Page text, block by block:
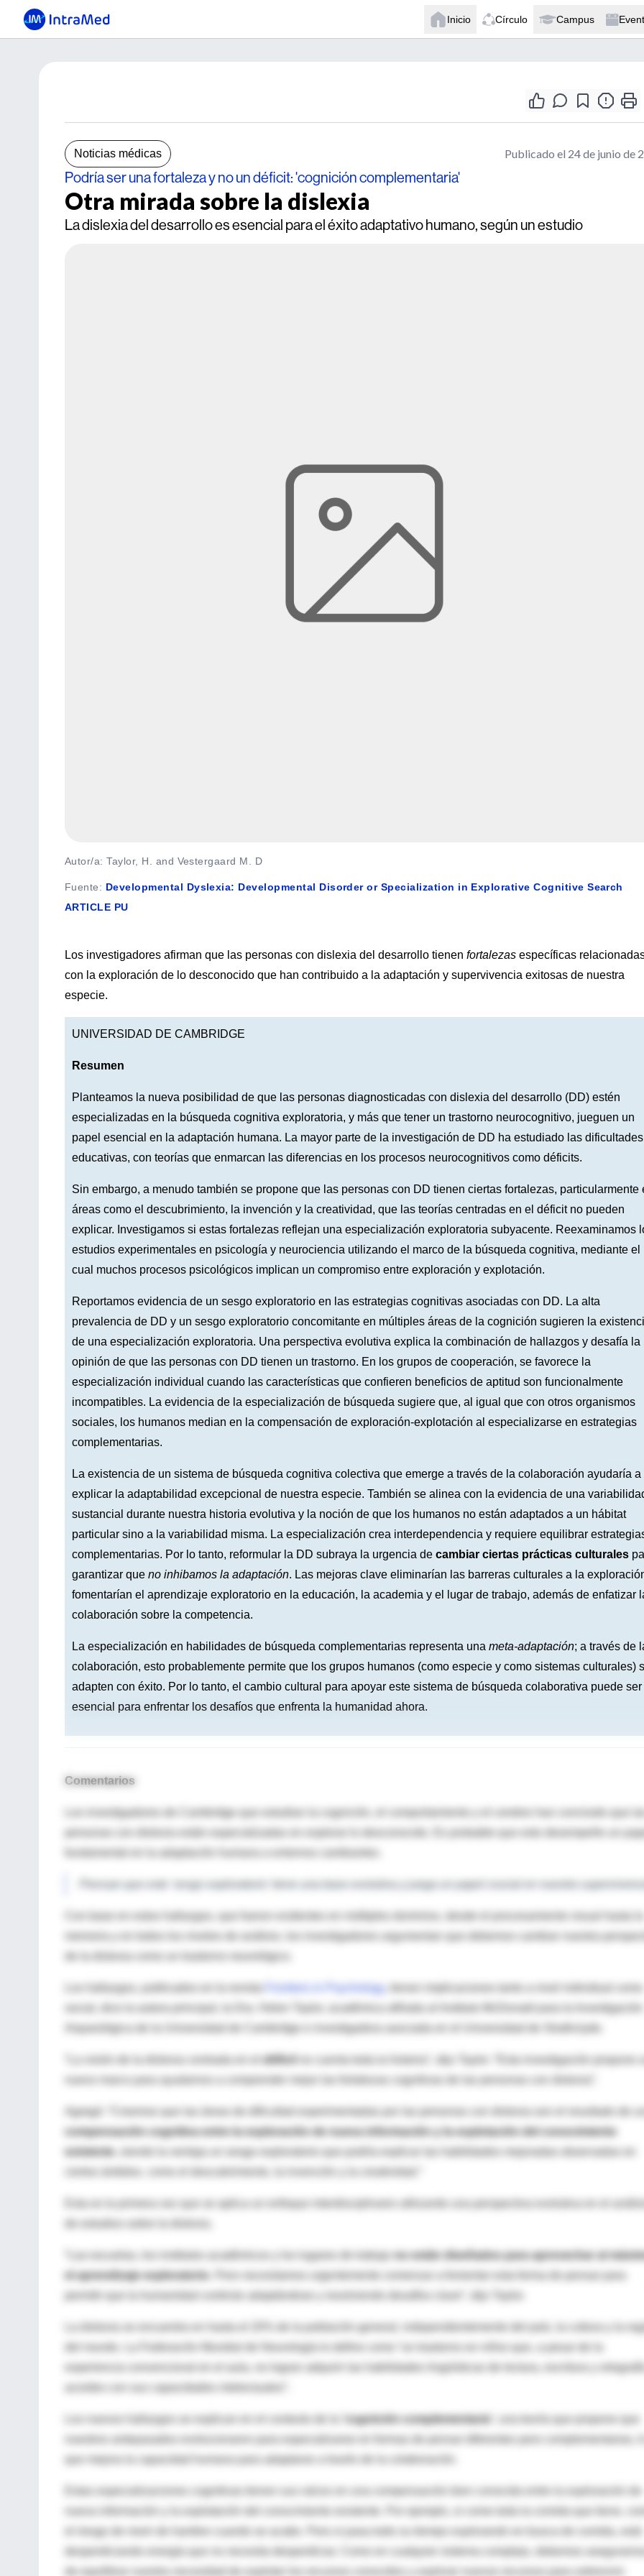
Inicio Círculo Campus
Noticias médicas Publicado el 24 de junio de
Podría ser una fortaleza y no un déficit: 'cognición complementaria'
Otra mirada sobre la dislexia
La dislexia del desarrollo es esencial para el éxito adaptativo humano, según un estudio
Autor/a: Taylor, H. and Vestergaard M. D
Fuente: Developmental Dyslexia: Developmental Disorder or Specialization in Explorative Cognitive Search
ARTICLE PU
Los investigadores afirman que las personas con dislexia del desarrollo tienen fortalezas específicas
con la exploración de lo desconocido que han contribuido a la adaptación y supervivencia exitosas de nuestra
especie.
UNIVERSIDAD DE CAMBRIDGE
Resumen
Planteamos la nueva posibilidad de que las personas diagnosticadas con dislexia del desarrollo (DD) estén
especializadas en la búsqueda cognitiva exploratoria, y más que tener un trastorno neurocognitivo, jueguen un
papel esencial en la adaptación humana. La mayor parte de la investigación de DD ha estudiado las dificultades
educativas, con teorías que enmarcan las diferencias en los procesos neurocognitivos como déficits.
Sin embargo, a menudo también se propone que las personas con DD tienen ciertas fortalezas, particularmente
áreas como el descubrimiento, la invención y la creatividad, que las teorías centradas en el déficit no pueden
explicar. Investigamos si estas fortalezas reflejan una especialización exploratoria subyacente. Reexaminamos
estudios experimentales en psicología y neurociencia utilizando el marco de la búsqueda cognitiva, mediante el
cual muchos procesos psicológicos implican un compromiso entre exploración y explotación.
Reportamos evidencia de un sesgo exploratorio en las estrategias cognitivas asociadas con DD. La alta
prevalencia de DD y un sesgo exploratorio concomitante en múltiples áreas de la cognición sugieren la
de una especialización exploratoria. Una perspectiva evolutiva explica la combinación de hallazgos y desafía la
opinión de que las personas con DD tienen un trastorno. En los grupos de cooperación, se favorece la
especialización individual cuando las características que confieren beneficios de aptitud son funcionalmente
incompatibles. La evidencia de la especialización de búsqueda sugiere que, al igual que con otros organismos
sociales, los humanos median en la compensación de exploración-explotación al especializarse en estrategias
complementarias.
La existencia de un sistema de búsqueda cognitiva colectiva que emerge a través de la colaboración ayudaría a
explicar la adaptabilidad excepcional de nuestra especie. También se alinea con la evidencia de una
sustancial durante nuestra historia evolutiva y la noción de que los humanos no están adaptados a un hábitat
particular sino a la variabilidad misma. La especialización crea interdependencia y requiere equilibrar
complementarias. Por lo tanto, reformular la DD subraya la urgencia de cambiar ciertas prácticas culturales
garantizar que no inhibamos la adaptación. Las mejoras clave eliminarían las barreras culturales a la
fomentarían el aprendizaje exploratorio en la educación, la academia y el lugar de trabajo, además de enfatizar
colaboración sobre la competencia.
La especialización en habilidades de búsqueda complementarias representa una meta-adaptación; a través de
colaboración, esto probablemente permite que los grupos humanos (como especie y como sistemas culturales)
adapten con éxito. Por lo tanto, el cambio cultural para apoyar este sistema de búsqueda colaborativa puede ser
esencial para enfrentar los desafíos que enfrenta la humanidad ahora.
Comentarios
Los investigadores de Cambridge que estudian la cognición, el comportamiento y el cerebro han concluido que
personas con dislexia están especializadas en explorar lo desconocido. Es probable que esto desempeñe un
fundamental en la adaptación humana a entornos cambiantes.
Piensan que este 'sesgo exploratorio' tiene una base evolutiva y juega un papel crucial en nuestra
Con base en estos hallazgos, que fueron evidentes en múltiples dominios, desde el procesamiento visual hasta la
memoria y en todos los niveles de análisis, los investigadores argumentan que debemos cambiar nuestra
de la dislexia como un trastorno neurológico.
Los hallazgos, publicados en la revista Frontiers in Psychology
social, dice la autora principal, la Dra. Helen Taylor, académica afiliada al Instituto McDonald para la Investigación
Arqueológica de la Universidad de Cambridge e investigadora asociada en el Universidad de Strathclyde.
déficit
no cuenta toda la historia”, dijo Taylor. “Esta investigación propone
nuevo marco para ayudarnos a comprender mejor las fortalezas cognitivas de las personas con dislexia”.
Agregó: “Creemos que las áreas de dificultad experimentadas por las personas con dislexia son el resultado de
compensación cognitiva entre la exploración de nueva información y la explotación del conocimiento
existente
, siendo la ventaja un sesgo exploratorio que podría explicar las habilidades mejoradas observadas en
Esta es la primera vez que se aplica un enfoque interdisciplinario utilizando una perspectiva evolutiva en el
“Las escuelas, los institutos académicos y los lugares de trabajo
no están diseñados para aprovechar al
el aprendizaje exploratorio
. Pero necesitamos urgentemente comenzar a fomentar esta forma de pensar para
permitir que la humanidad continúe adaptándose y resolviendo desafíos clave”, dijo Taylor.
La dislexia se encuentra en hasta el 20% de la población general, independientemente del país, la cultura y la
del mundo. La Federación Mundial de Neurología lo define como “un trastorno en niños que, a pesar de la
experiencia convencional en el aula, no logran adquirir las habilidades lingüísticas de lectura, escritura y
acordes con sus capacidades intelectuales”.
Los nuevos hallazgos se explican en el contexto de la 'cognición complementaria'
que mejora la capacidad humana para adaptarse a través de la colaboración.
Estas especializaciones cognitivas tienen sus raíces en una compensación bien conocida entre la
el riesgo de morir de hambre cuando se acabe. Pero si pasa todo su tiempo
desperdiciando energía que no necesita desperdiciar. Como en cualquier sistema complejo, debemos
de equilibrar nuestra necesidad de